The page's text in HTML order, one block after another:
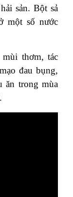
sản. Bột sả
một số nước
thơm, tác
đau bụng,
ăn trong mùa